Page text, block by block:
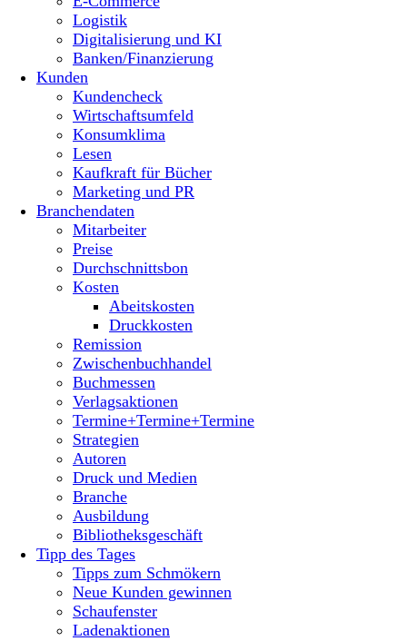
Logistik
Digitalisierung und KI
Banken/Finanzierung
Kunden
Kundencheck
Wirtschaftsumfeld
Konsumklima
Lesen
Kaufkraft für Bücher
Marketing und PR
Branchendaten
Mitarbeiter
Preise
Durchschnittsbon
Kosten
Abeitskosten
Druckkosten
Remission
Zwischenbuchhandel
Buchmessen
Verlagsaktionen
Termine+Termine+Termine
Strategien
Autoren
Druck und Medien
Branche
Ausbildung
Bibliotheksgeschäft
Tipp des Tages
Tipps zum Schmökern
Neue Kunden gewinnen
Schaufenster
Ladenaktionen